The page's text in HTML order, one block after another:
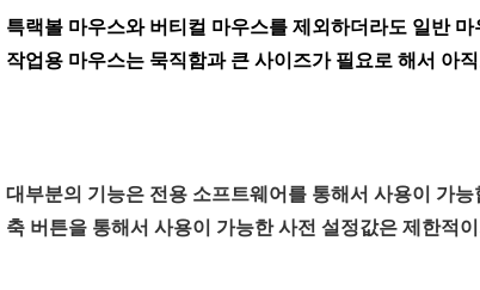
특랙볼 마우스와 버티컬 마우스를 제외하더라도 일반
작업용 마우스는 묵직함과 큰 사이즈가 필요로 해서 아
대부분의 기능은 전용 소프트웨어를 통해서 사용이 가
축 버튼을 통해서 사용이 가능한 사전 설정값은 제한적